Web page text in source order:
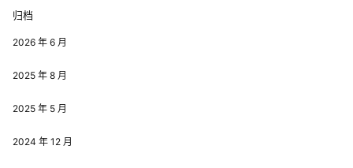
归档
2026 年 6 月
2025 年 8 月
2025 年 5 月
2024 年 12 月